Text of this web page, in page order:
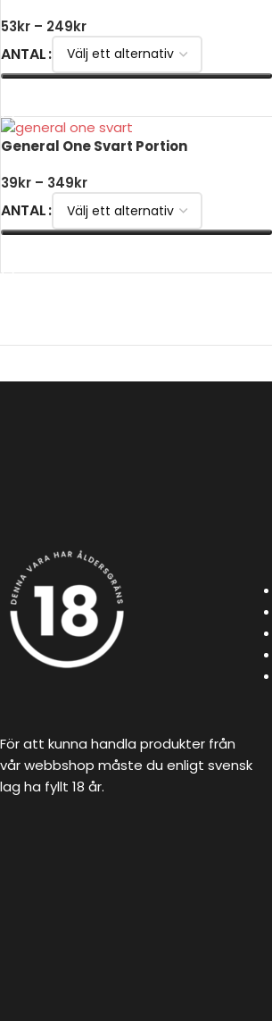
53kr – 249kr
ANTAL
General One Svart Portion
39kr – 349kr
ANTAL
För att kunna handla produkter från
vår webbshop måste du enligt svensk
lag ha fyllt 18 år.